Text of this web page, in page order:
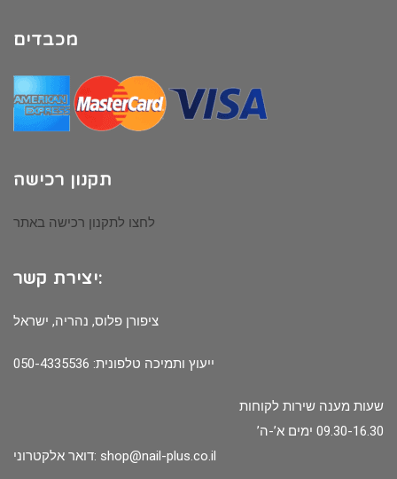
מכבדים
תקנון רכישה
לחצו לתקנון רכישה באתר
יצירת קשר:
ציפורן פלוס, נהריה, ישראל
ייעוץ ותמיכה טלפונית: 050-4335536
שעות מענה שירות לקוחות
09.30-16.30 ימים א’-ה’
דואר אלקטרוני: shop@nail-plus.co.il